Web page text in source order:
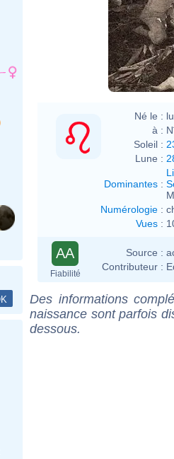
Né le :
à :
Soleil :
Lune :
Dominantes :
Numérologie :
Vues :
AA
Fiabilité
Source :
Contributeur :
Des informations
naissance sont parfois
dessous.